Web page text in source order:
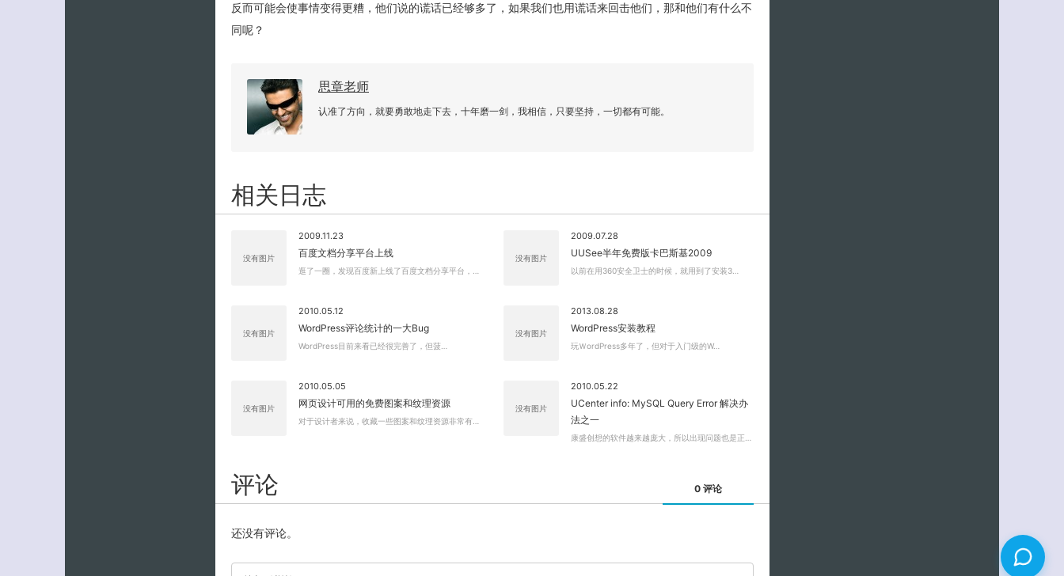
反而可能会使事情变得更糟，他们说的谎话已经够多了，如果我们也用谎话来回击他们，那和他们有什么不
同呢？
思章老师
认准了方向，就要勇敢地走下去，十年磨一剑，我相信，只要坚持，一切都有可能。
相关日志
没有图片
2009.11.23
百度文档分享平台上线
逛了一圈，发现百度新上线了百度文档分享平台，…
没有图片
2009.07.28
UUSee半年免费版卡巴斯基2009
以前在用360安全卫士的时候，就用到了安装3…
没有图片
2010.05.12
WordPress评论统计的一大Bug
WordPress目前来看已经很完善了，但菠…
没有图片
2013.08.28
WordPress安装教程
玩ＷordPress多年了，但对于入门级的W…
没有图片
2010.05.05
网页设计可用的免费图案和纹理资源
对于设计者来说，收藏一些图案和纹理资源非常有…
没有图片
2010.05.22
UCenter info: MySQL Query Error 解决办
法之一
康盛创想的软件越来越庞大，所以出现问题也是正…
评论 0 评论
还没有评论。